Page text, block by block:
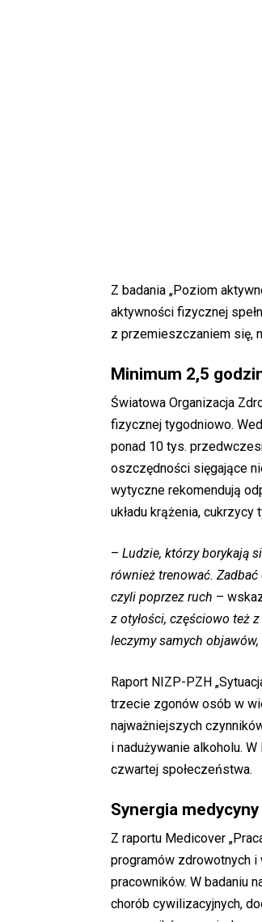
Z badania „Poziom
aktywności fizycznej
z przemieszczaniem się,
Minimum 2,5
Światowa Organizacja
fizycznej tygodniowo.
ponad 10 tys.
oszczędności sięgające
wytyczne rekomendują
układu krążenia,
– Ludzie, którzy borykają
również trenować.
czyli poprzez ruch –
z otyłości, częściowo też
leczymy samych objawów,
Raport NIZP-PZH
trzecie zgonów osób w
najważniejszych
i nadużywanie alkoholu.
czwartej społeczeństwa.
Synergia
Z raportu Medicover
programów zdrowotnych
pracowników. W badaniu
chorób cywilizacyjnych,